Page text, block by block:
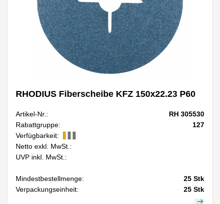
RHODIUS Fiberscheibe KFZ 150x22.23 P60
Artikel-Nr.:
RH 305530
Rabattgruppe:
127
Verfügbarkeit:
Netto exkl. MwSt.:
UVP inkl. MwSt.:
Mindestbestellmenge: 25 Stk
Verpackungseinheit:
25 Stk